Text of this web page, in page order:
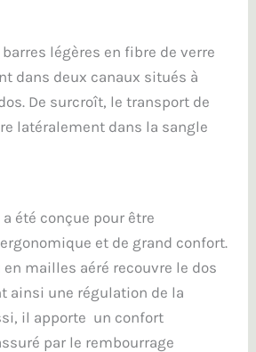
légères en fibre de verre
dans deux canaux situés à
De surcroît, le transport de
latéralement dans la sangle
été conçue pour être
et de grand confort.
mailles aéré recouvre le dos
ainsi une régulation de la
il apporte un confort
par le rembourrage